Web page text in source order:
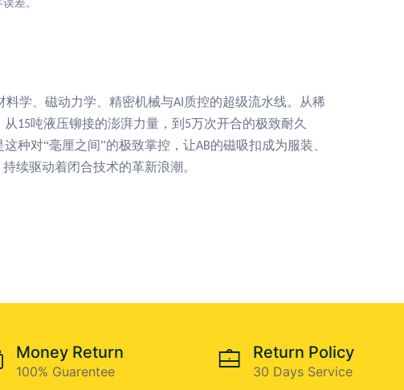
差。
料学、磁动力学、精密机械与AI质控的超级流水线。从稀
从15吨液压铆接的澎湃力量，到 5万次开合的极致耐久
种对“毫厘之间”的极致掌控，让AB的磁吸扣成为服装、
续驱动着闭合技术的革新浪潮。
Money Return
100% Guarentee
Return Policy
30 Days Service